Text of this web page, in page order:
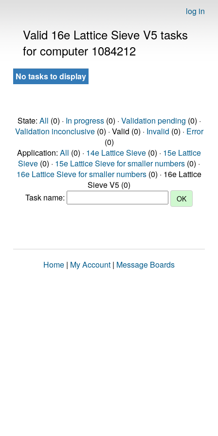
log in
Valid 16e Lattice Sieve V5 tasks
for computer 1084212
No tasks to display
State: All (0) · In progress(0) · Validation pending (0) ·
Validation inconclusive(0) · Valid (0) · Invalid (0) · Error
(0)
Application: All (0) · 14e Lattice Sieve (0) · 15e Lattice
Sieve (0) · 15e Lattice Sieve for smaller numbers (0) ·
16e Lattice Sieve for smaller numbers (0) · 16e Lattice
Sieve V5 (0)
Task name:
Home | My Account | Message Boards